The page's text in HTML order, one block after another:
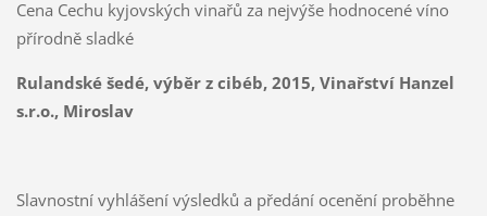
Cena Cechu kyjovských vinařů za nejvýše hodnocené víno
přírodně sladké
Rulandské šedé, výběr z cibéb, 2015, Vinařství Hanzel
s.r.o., Miroslav
Slavnostní vyhlášení výsledků a předání ocenění proběhne